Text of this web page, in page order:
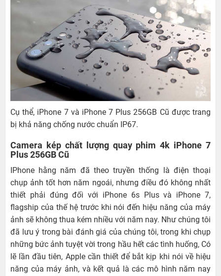
Cụ thể, iPhone 7 và iPhone 7 Plus 256GB Cũ được trang
bị khả năng chống nước chuẩn IP67.
Camera kép chất lượng quay phim 4k iPhone 7
Plus 256GB Cũ
IPhone hằng năm đã theo truyền thống là điện thoại
chụp ảnh tốt hơn năm ngoái, nhưng điều đó không nhất
thiết phải đúng đối với iPhone 6s Plus và iPhone 7,
flagship của thế hệ trước khi nói đến hiệu năng của máy
ảnh sẽ không thua kém nhiều với năm nay. Như chúng tôi
đã lưu ý trong bài đánh giá của chúng tôi, trong khi chụp
những bức ảnh tuyệt vời trong hầu hết các tình huống, Có
lẽ lần đầu tiên, Apple cần thiết để bắt kịp khi nói về hiệu
năng của máy ảnh, và kết quả là các mô hình năm nay